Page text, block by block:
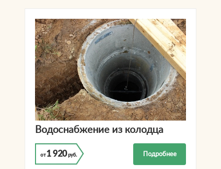
Водоснабжение из колодца
от 1 920 руб. Подробнее